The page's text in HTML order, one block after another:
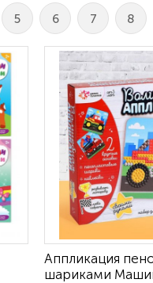
5 6 7 8
Аппликация
шариками